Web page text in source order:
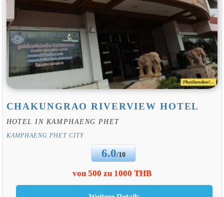
CHAKUNGRAO RIVERVIEW HOTEL
HOTEL IN KAMPHAENG PHET
KAMPHAENG PHET CITY
6.0/10
von 500 zu 1000 THB